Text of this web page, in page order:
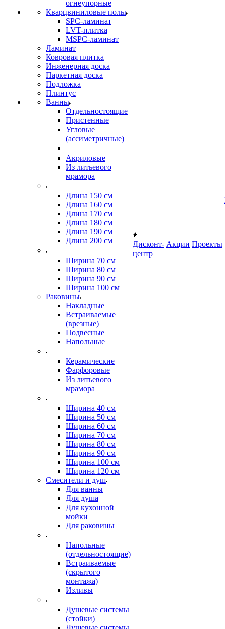
огнеупорные
Кварцвиниловые полы
SPC-ламинат
LVT-плитка
MSPC-ламинат
Ламинат
Ковровая плитка
Инженерная доска
Паркетная доска
Подложка
Плинтус
Ванны
Отдельностоящие
Пристенные
Угловые
(ассиметричные)
Акриловые
Из литьевого
мрамора
Длина 150 см
Длина 160 см
Длина 170 см
Длина 180 см
Длина 190 см
Длина 200 см
Ширина 70 см
Ширина 80 см
Ширина 90 см
Ширина 100 см
Раковины
Накладные
Встраиваемые
(врезные)
Подвесные
Напольные
Керамические
Фарфоровые
Из литьевого
мрамора
Ширина 40 см
Ширина 50 см
Ширина 60 см
Ширина 70 см
Ширина 80 см
Ширина 90 см
Ширина 100 см
Ширина 120 см
Смесители и душ
Для ванны
Для душа
Для кухонной
мойки
Для раковины
Напольные
(отдельностоящие)
Встраиваемые
(скрытого
монтажа)
Изливы
Душевые системы
(стойки)
Дисконт-
центр
Акции Проекты